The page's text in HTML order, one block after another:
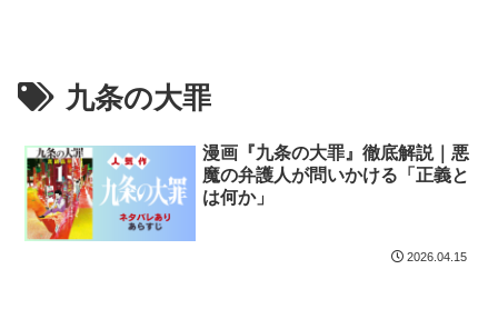
九条の大罪
漫画『九条の大罪』徹底解説｜悪
魔の弁護人が問いかける「正義と
は何か」
2026.04.15